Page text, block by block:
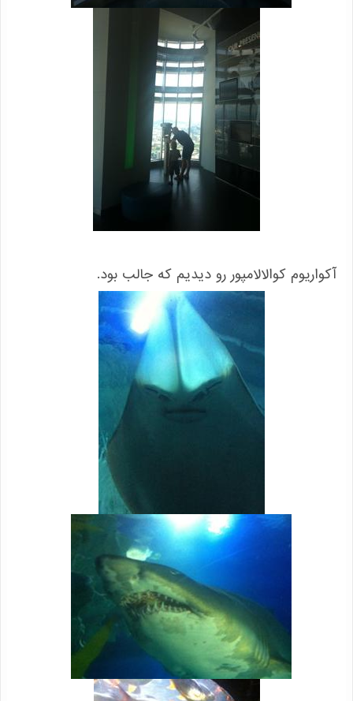
آکواریوم کوالالامپور رو دیدیم که جالب بود.